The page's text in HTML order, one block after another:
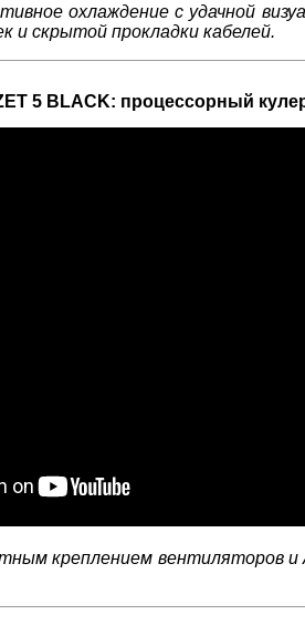
охлаждение с удачной
скрытой прокладки кабелей.
5 BLACK: процессорный
креплением вентиляторов